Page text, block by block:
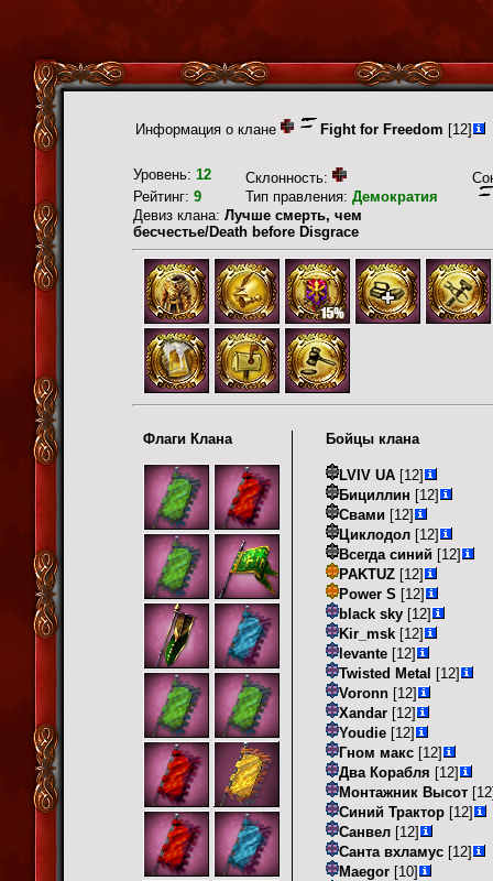
Информация о клане Fight for Freedom [12]
Уровень: 12 Склонность:
Рейтинг: 9 Тип правления: Демократия
Девиз клана: Лучше смерть, чем
бесчестье/Death before Disgrace
Флаги Клана Бойцы клана
LVIV UA [12]
Бициллин [12]
Свами [12]
Циклодол [12]
Всегда синий [12]
PAKTUZ [12]
Power S [12]
black sky [12]
Kir_msk [12]
levante [12]
Twisted Metal [12]
Voronn [12]
Xandar [12]
Youdie [12]
Гном макс [12]
Два Корабля [12]
Монтажник Высот
Синий Трактор [12]
Санвел [12]
Санта вхламус [12]
Maegor [10]